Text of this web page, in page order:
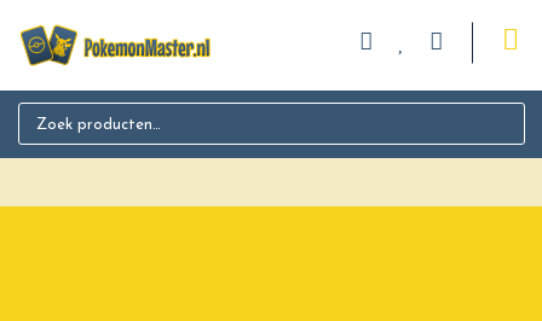
Search for: